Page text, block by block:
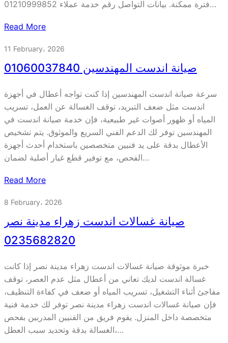
فترة ممكنة. بيانات التواصل رقم خدمة عملاء 01210999852…
Read More
11 February، 2026
صيانة اندست المهندسين 01060037840
سرعة صيانة اندست المهندسين إذا كنت تواجه أعطال في أجهزة
اندست مثل ضعف التبريد، توقف الغسالة عن العمل، تسريب
المياه أو ظهور أصوات غير طبيعية، فإن خدمة صيانة اندست في
المهندسين توفر لك الدعم الفني السريع والموثوق. يتم تشخيص
الأعطال بدقة على يد فنيين متخصصين باستخدام أحدث أجهزة
الفحص، مع توفير قطع غيار أصلية لضمان…
Read More
8 February، 2026
صيانة غسالات اندست زهراء مدينة نصر
0235682820
خبرة موثوقة صيانة غسالات اندست زهراء مدينة نصر إذا كانت
غسالة اندست لديك تعاني من أعطال مثل عدم العصر، توقف
مفاجئ أثناء التشغيل، تسريب المياه أو ضعف في كفاءة التنظيف،
فإن صيانة غسالات اندست زهراء مدينة نصر توفر لك خدمة فنية
متخصصة داخل المنزل. يقوم فريق من الفنيين المدربين بفحص
الغسالة بدقة وتحديد سبب العطل،…